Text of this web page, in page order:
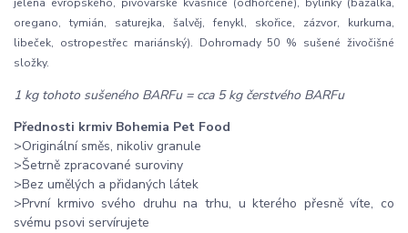
jelena evropského, pivovarské kvasnice (odhořčené), bylinky (bazalka,
oregano, tymián, saturejka, šalvěj, fenykl, skořice, zázvor, kurkuma,
libeček, ostropestřec mariánský). Dohromady 50 % sušené živočišné
složky.
1 kg tohoto sušeného BARFu = cca 5 kg čerstvého BARFu
Přednosti krmiv Bohemia Pet Food
>Originální směs, nikoliv granule
>Šetrně zpracované suroviny
>Bez umělých a přidaných látek
>První krmivo svého druhu na trhu, u kterého přesně víte, co
svému psovi servírujete